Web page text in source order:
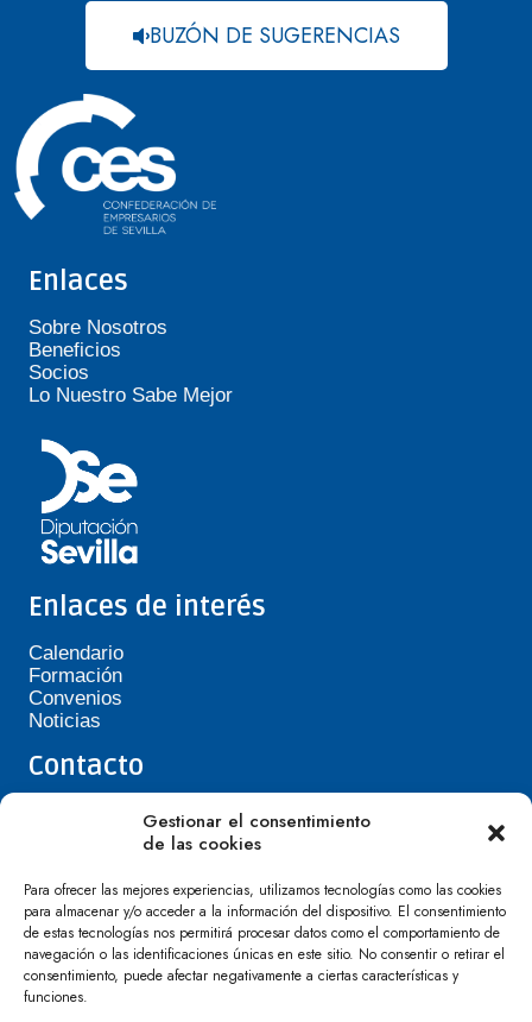
Gestionar el consentimiento
de las cookies
Para ofrecer las mejores experiencias, utilizamos tecnologías como las cookies
para almacenar y/o acceder a la información del dispositivo. El consentimiento
de estas tecnologías nos permitirá procesar datos como el comportamiento de
navegación o las identificaciones únicas en este sitio. No consentir o retirar el
consentimiento, puede afectar negativamente a ciertas características y
funciones.
BUZÓN DE SUGERENCIAS
Enlaces
Sobre Nosotros
Beneficios
Socios
Lo Nuestro Sabe Mejor
Enlaces de interés
Calendario
Formación
Convenios
Noticias
Contacto
Teléfono de Asepavi: 623 394 601
asepavi20@gmail.com
Villafranca